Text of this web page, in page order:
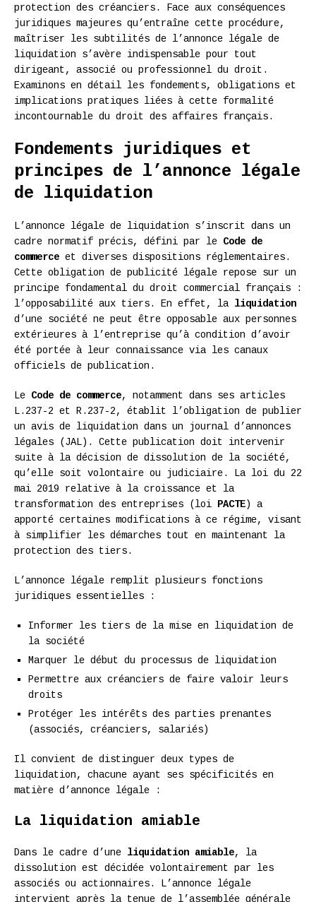
protection des créanciers. Face aux conséquences
juridiques majeures qu’entraîne cette procédure,
maîtriser les subtilités de l’annonce légale de
liquidation s’avère indispensable pour tout
dirigeant, associé ou professionnel du droit.
Examinons en détail les fondements, obligations et
implications pratiques liées à cette formalité
incontournable du droit des affaires français.
Fondements juridiques et
principes de l’annonce légale
de liquidation
L’annonce légale de liquidation s’inscrit dans un
cadre normatif précis, défini par le Code de
commerce et diverses dispositions réglementaires.
Cette obligation de publicité légale repose sur un
principe fondamental du droit commercial français :
l’opposabilité aux tiers. En effet, la liquidation
d’une société ne peut être opposable aux personnes
extérieures à l’entreprise qu’à condition d’avoir
été portée à leur connaissance via les canaux
officiels de publication.
Le Code de commerce, notamment dans ses articles
L.237-2 et R.237-2, établit l’obligation de publier
un avis de liquidation dans un journal d’annonces
légales (JAL). Cette publication doit intervenir
suite à la décision de dissolution de la société,
qu’elle soit volontaire ou judiciaire. La loi du 22
mai 2019 relative à la croissance et la
transformation des entreprises (loi
PACTE) a
apporté certaines modifications à ce régime, visant
à simplifier les démarches tout en maintenant la
protection des tiers.
L’annonce légale remplit plusieurs fonctions
juridiques essentielles :
Informer les tiers de la mise en liquidation de
la société
Marquer le début du processus de liquidation
Permettre aux créanciers de faire valoir leurs
droits
Protéger les intérêts des parties prenantes
(associés, créanciers, salariés)
Il convient de distinguer deux types de
liquidation, chacune ayant ses spécificités en
matière d’annonce légale :
La liquidation amiable
Dans le cadre d’une liquidation amiable, la
dissolution est décidée volontairement par les
associés ou actionnaires. L’annonce légale
intervient après la tenue de l’assemblée générale